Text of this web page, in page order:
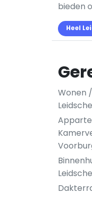
bieden
Heel
Wonen